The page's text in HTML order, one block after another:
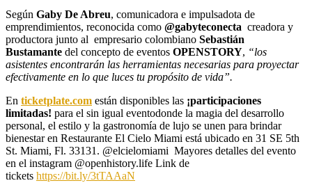
Según Gaby De Abreu, comunicadora e impulsadota de
emprendimientos, reconocida como @gabyteconecta creadora y
productora junto al empresario colombiano Sebastián
Bustamante del concepto de eventos OPENSTORY, “los
asistentes encontrarán las herramientas necesarias para proyectar
efectivamente en lo que luces tu propósito de vida”.
En ticketplate.com están disponibles las ¡participaciones
limitadas! para el sin igual eventodonde la magia del desarrollo
personal, el estilo y la gastronomía de lujo se unen para brindar
bienestar en Restaurante El Cielo Miami está ubicado en 31 SE 5th
St. Miami, Fl. 33131. @elcielomiami Mayores detalles del evento
en el instagram @openhistory.life Link de
tickets https://bit.ly/3tTAAaN